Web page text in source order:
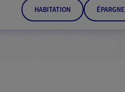
HABITATION ÉPARGNE